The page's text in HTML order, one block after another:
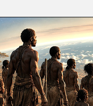
Psicología y Salud